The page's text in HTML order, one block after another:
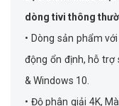
dòng tivi thông
• Dòng sản phẩm
động ổn định, hỗ trợ
& Windows 10.
• Độ phân giải 4K,